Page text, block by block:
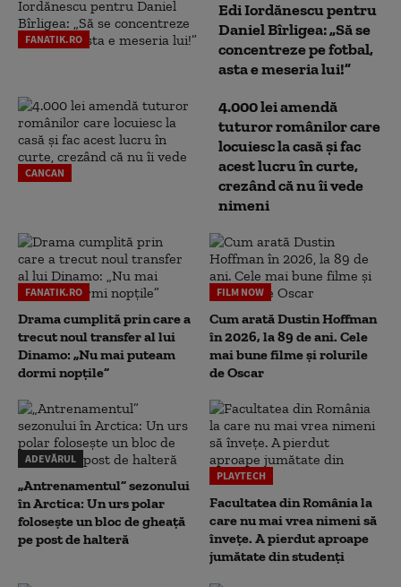
FANATIK.RO
Edi Iordănescu pentru
Daniel Bîrligea: „Să se
concentreze pe fotbal,
asta e meseria lui!”
CANCAN
4.000 lei amendă
tuturor românilor care
locuiesc la casă și fac
acest lucru în curte,
crezând că nu îi vede
nimeni
FANATIK.RO
Drama cumplită prin care a
trecut noul transfer al lui
Dinamo: „Nu mai puteam
dormi nopțile”
FILM NOW
Cum arată Dustin Hoffman
în 2026, la 89 de ani. Cele
mai bune filme și rolurile
de Oscar
ADEVĂRUL
„Antrenamentul” sezonului
în Arctica: Un urs polar
folosește un bloc de gheață
pe post de halteră
PLAYTECH
Facultatea din România la
care nu mai vrea nimeni să
înveţe. A pierdut aproape
jumătate din studenţi